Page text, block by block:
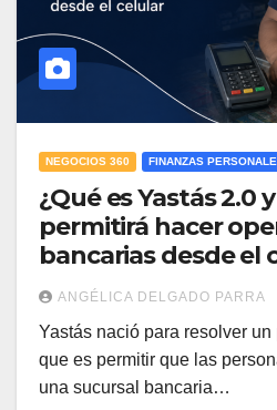
NEGOCIOS 360 FINANZAS
¿Qué es Yastás 2.0
permitirá hacer
bancarias desde el
ANGÉLICA DELGADO PARRA
Yastás nació para resolver
que es permitir que las
una sucursal bancaria…